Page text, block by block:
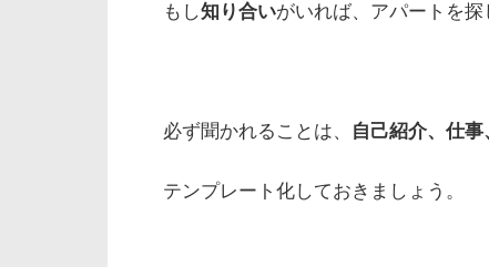
もし知り合いがいれば、アパートを探
必ず聞かれることは、 自己紹介、仕事
テンプレート化しておきましょう。